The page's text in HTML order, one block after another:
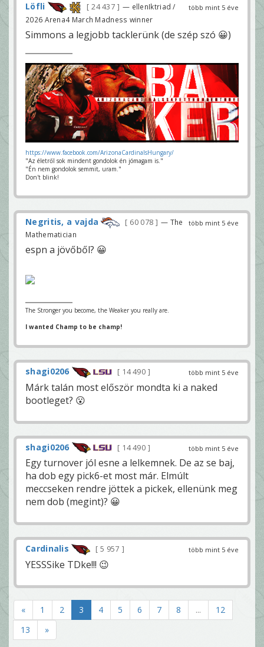
több mint 5 éve
Löfli 24 437
— ellenIktriad /
2026 Arena4 March Madness winner
Simmons a legjobb tacklerünk (de szép szó 😀)
https://www.facebook.com/ArizonaCardinalsHungary/
"Az életről sok mindent gondolok én jómagam is."
"Én nem gondolok semmit, uram."
Don't blink!
több mint 5 éve
Negritis, a vajda 60 078
— The
Mathematician
espn a jövőből? 😀
The Stronger you become, the Weaker you really are.
I wanted Champ to be champ!
több mint 5 éve
shagi0206 14 490
Márk talán most először mondta ki a naked
bootleget? 😮
több mint 5 éve
shagi0206 14 490
Egy turnover jól esne a lelkemnek. De az se baj,
ha dob egy pick6-et most már. Elmúlt
meccseken rendre jöttek a pickek, ellenünk meg
nem dob (megint)? 😀
több mint 5 éve
Cardinalis 5 957
YESSSike TDke!!! 😉
« 1 2 3 4 5 6 7 8 ...
12
13
»